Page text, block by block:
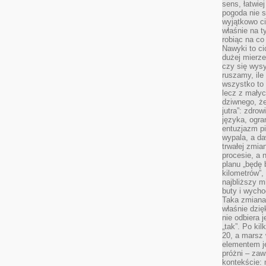
sens,
pogoda nie
wyjątkowo
właśnie na
robiąc na co
Nawyki to
dużej
czy się
ruszamy,
wszystko to
lecz z
dziwnego,
jutra”:
języka,
entuzjazm
wypala, a
trwałej
procesie, a
planu
najbliższy
buty i
Taka
właśnie
nie odbiera
„tak”. Po
20, a marsz
elementem
próżni –
kontekście: